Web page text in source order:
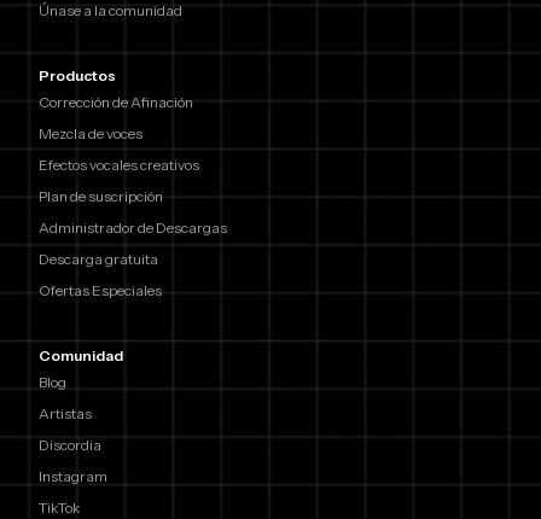
Únase a la comunidad
Productos
Corrección de Afinación
Mezcla de voces
Efectos vocales creativos
Plan de suscripción
Administrador de Descargas
Descarga gratuita
Ofertas Especiales
Comunidad
Blog
Artistas
Discordia
Instagram
TikTok